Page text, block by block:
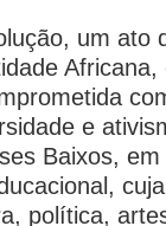
um ato
e
Baixos,
política,